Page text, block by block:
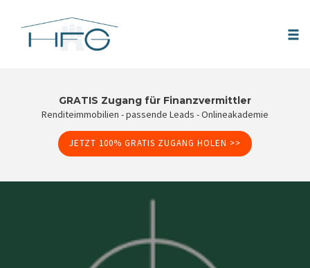
GRATIS Zugang für Finanzvermittler
Renditeimmobilien - passende Leads - Onlineakademie
JETZT 100% GRATIS ZUGANG HOLEN >>